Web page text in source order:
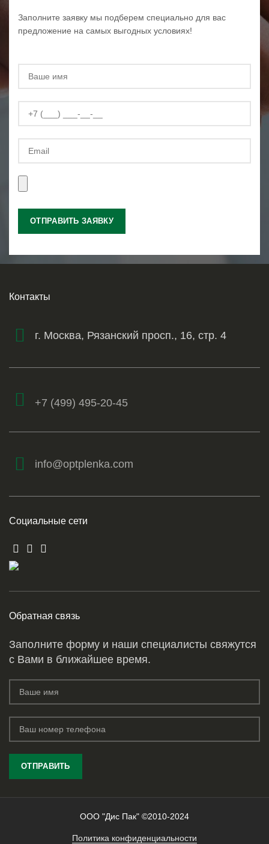
Заполните заявку мы подберем специально для вас
предложение на самых выгодных условиях!
Контакты
г. Москва, Рязанский просп., 16, стр. 4
+7 (499) 495-20-45
info@optplenka.com
Социальные сети
Обратная связь
Заполните форму и наши специалисты свяжутся
с Вами в ближайшее время.
ООО "Дис Пак" ©2010-2024
Политика конфиденциальности